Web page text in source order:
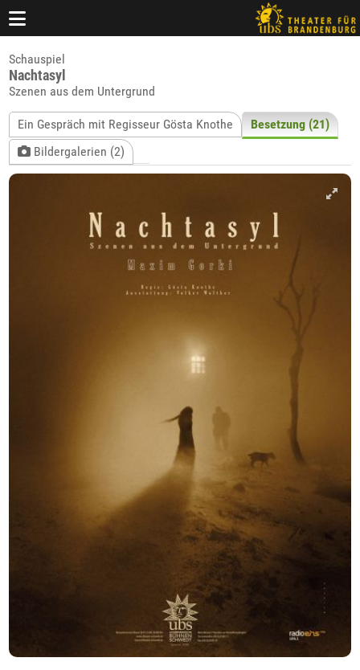
Schauspiel
Nachtasyl
Szenen aus dem Untergrund
Ein Gespräch mit Regisseur Gösta Knothe
Besetzung (21)
Bildergalerien (2)